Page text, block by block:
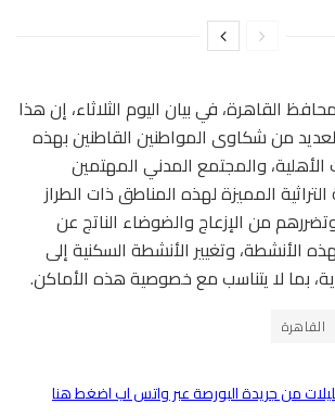
القاهرة، في بيان اليوم الثلاثاء، إن هذا
من شكاوى المواطنين القاطنين بهذه
الأهلية، والمجتمع المدني المهتمين
المميزة لهذه المناطق ذات الطراز
من الإزعاج والضوضاء الناتج عن
الأنشطة، وتغيير الأنشطة السكنية إلى
بما لا يتناسب مع خصوصية هذه الأماكن.
القاهرة
من جريدة البورصة عبر واتس اب اضغط هنا